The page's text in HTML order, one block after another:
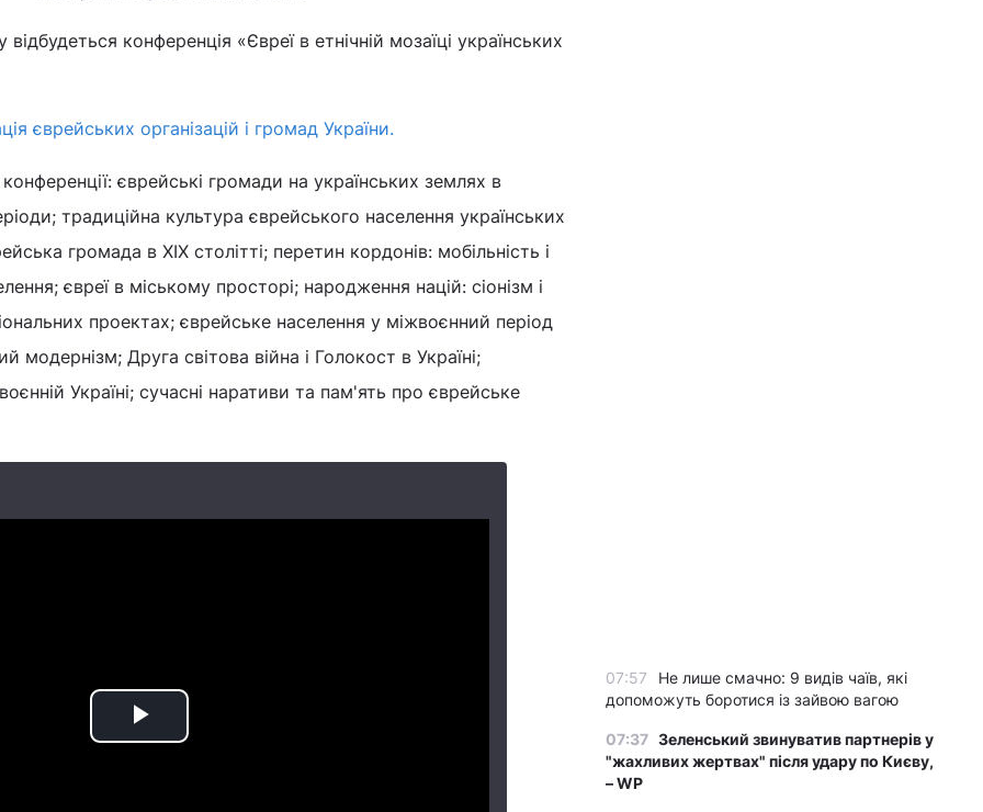
конференція «Євреї в етнічній мозаїці українських
єврейських організацій і громад України.
єврейські громади на українських землях в
традиційна культура єврейського населення українських
громада в XIX столітті; перетин кордонів: мобільність і
євреї в міському просторі; народження націй: сіонізм і
проектах; єврейське населення у міжвоєнний період
модернізм; Друга світова війна і Голокост в Україні;
Україні; сучасні наративи та пам'ять про єврейське
Play
07:57
Не лише смачно: 9 видів чаїв, які
допоможуть боротися із зайвою вагою
07:37 Зеленський звинуватив партнерів у
"жахливих жертвах" після удару по Києву,
– WP